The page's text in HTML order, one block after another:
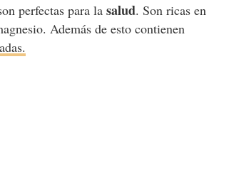
perfectas para lasalud. Son ricas en
Además de esto contienen